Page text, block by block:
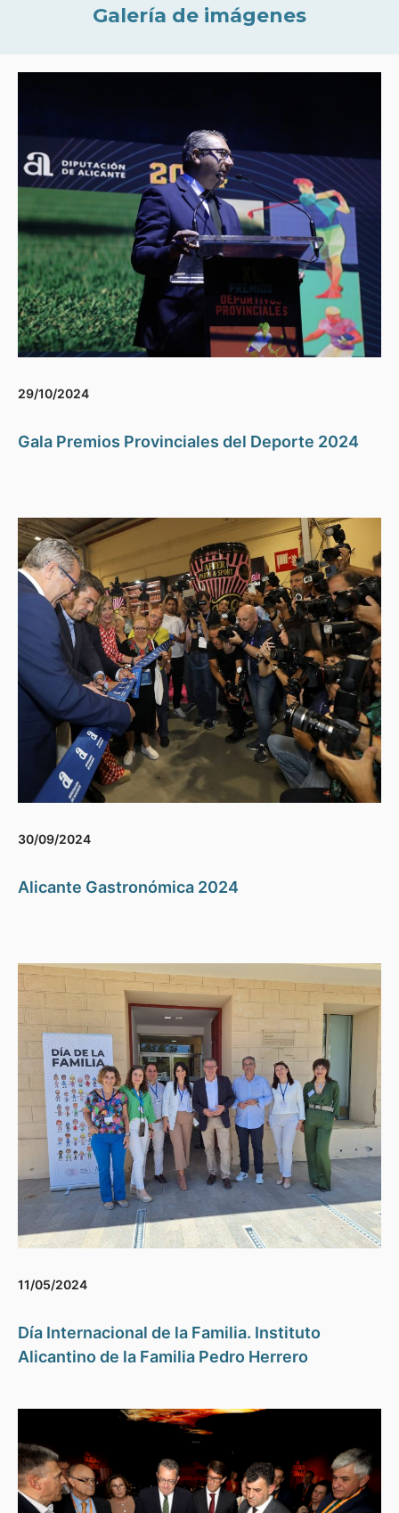
Galería de imágenes
29/10/2024
Gala Premios Provinciales del Deporte 2024
30/09/2024
Alicante Gastronómica 2024
11/05/2024
Día Internacional de la Familia. Instituto
Alicantino de la Familia Pedro Herrero